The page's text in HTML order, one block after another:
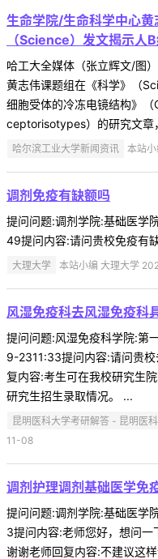
生命学院/生命科学中心黄
（Science）发文揭示人
哈工大全媒体（张立辉文/图
黄志伟课题组在《科学》（
细胞受体的冷冻电镜结构》
ceptorisotypes）的研究文章
哈尔滨工业大学新闻资讯 本站
调剂免疫有缺额吗
提问问题:调剂学院:基础医
49提问内容:请问贵校免疫有
大理大学 本站小编 大理大学
风湿免疫科去风湿免疫科
提问问题:风湿免疫科学院:
9-2311:33提问内容:请问贵
复内容:考生可在我校研究生
研究生招生录取情况。 ...
昆明医科大学考研解答 - 昆明医
11-08
调剂护理调剂基础医学免
提问问题:调剂学院:基础医
3提问内容:老师您好，想问一
谢谢老师回复内容:不建议这